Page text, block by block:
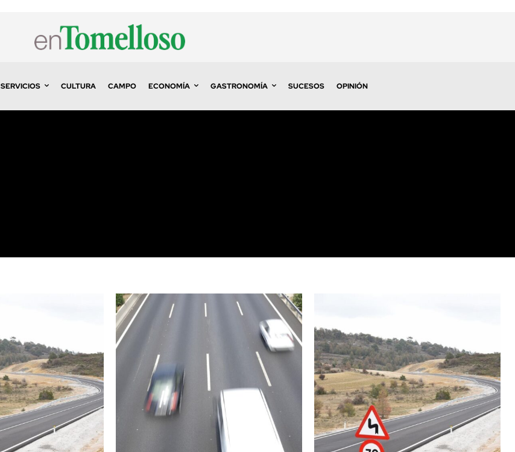
SERVICIOS CULTURA CAMPO ECONOMÍA GASTRONOMÍA SUCESOS OPINIÓN